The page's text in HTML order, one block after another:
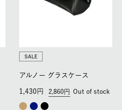
SALE
アルノー グラスケース
2,860
1,430 Out of stock